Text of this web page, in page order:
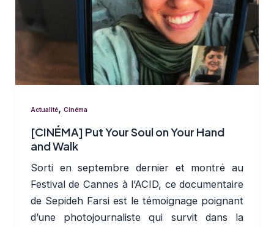
Actualité, Cinéma
[CINÉMA] Put Your Soul on Your Hand
and Walk
Sorti en septembre dernier et montré au
Festival de Cannes à l’ACID, ce documentaire
de Sepideh Farsi est le témoignage poignant
d’une photojournaliste qui survit dans la